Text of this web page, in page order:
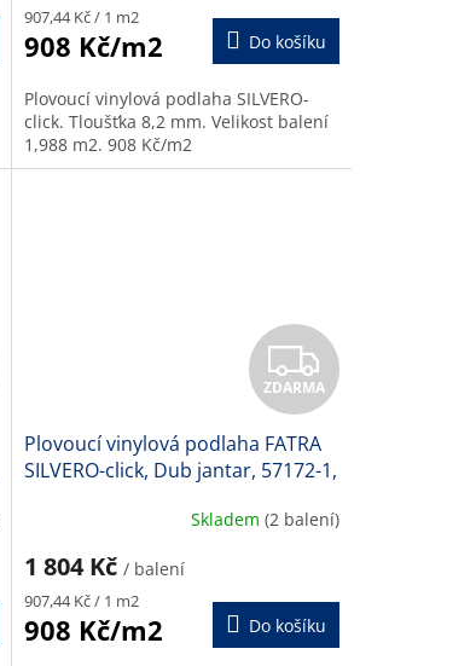
A
Měrná
cena:
907,44 Kč / 1 m2
908 Kč/m2 Do košíku
Plovoucí vinylová podlaha SILVERO-
click. Tloušťka 8,2 mm. Velikost balení
1,988 m2. 908 Kč/m2
Z
D
A
R
A
ZDARMA
Plovoucí vinylová podlaha FATRA
SILVERO-click, Dub jantar, 57172-1,
Skladem (2 balení)
1 804 Kč / balení
Měrná
cena:
907,44 Kč / 1 m2
908 Kč/m2 Do košíku